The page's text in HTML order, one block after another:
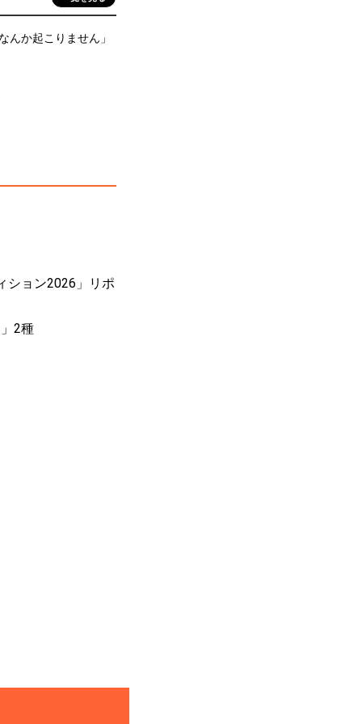
か起こりません」
ション2026」リポ
2種